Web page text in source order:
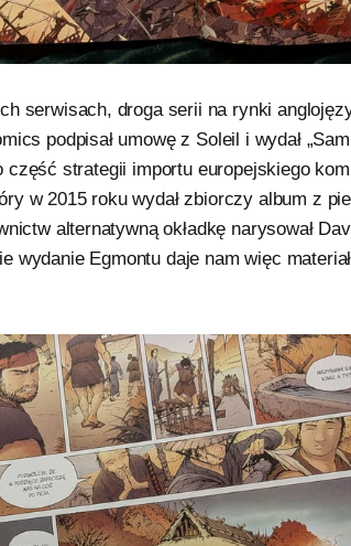
serwisach, droga serii na rynki
podpisał umowę z Soleil i wydał
część strategii importu europejskiego
w 2015 roku wydał zbiorczy album z
alternatywną okładkę narysował
wydanie Egmontu daje nam więc